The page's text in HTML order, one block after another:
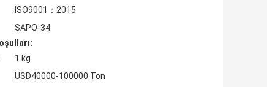
ISO9001：2015
SAPO-34
1 kg
USD40000-100000 Ton